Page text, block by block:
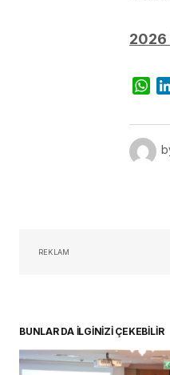
2026
REKLAM
BUNLAR DA İLGİNİZİ ÇEKEBİLİR